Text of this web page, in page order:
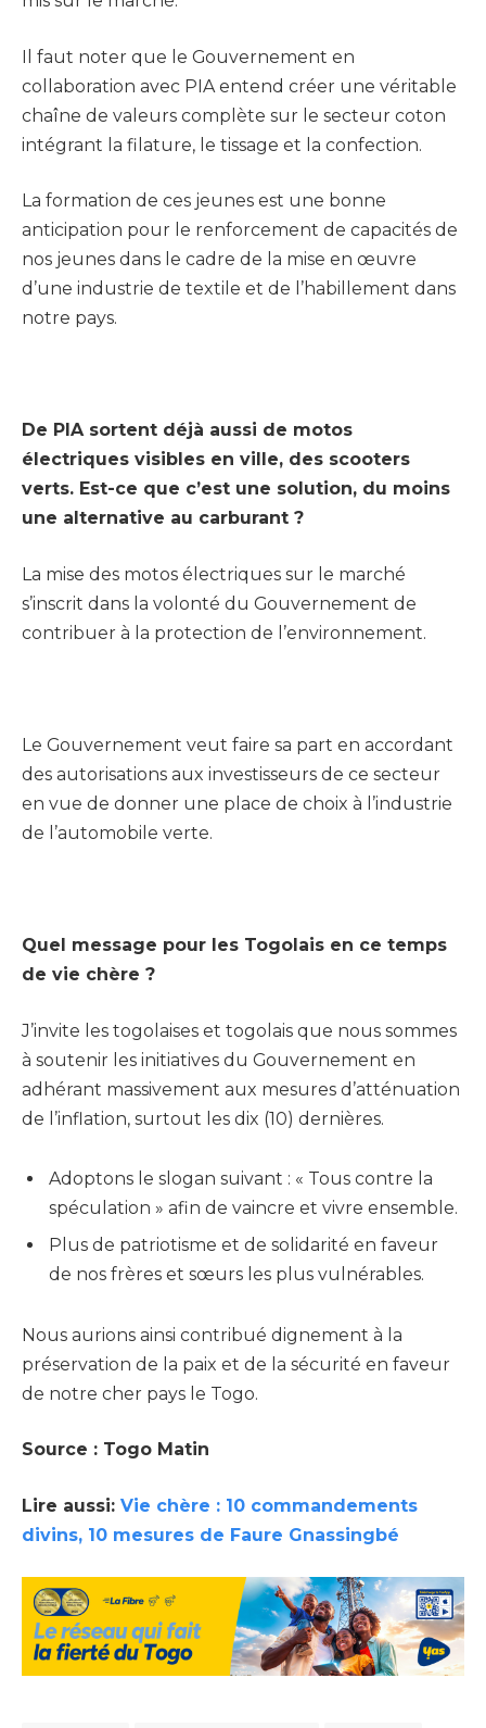
Il faut noter que le Gouvernement en
collaboration avec PIA entend créer une véritable
chaîne de valeurs complète sur le secteur coton
intégrant la filature, le tissage et la confection.
La formation de ces jeunes est une bonne
anticipation pour le renforcement de capacités de
nos jeunes dans le cadre de la mise en œuvre
d’une industrie de textile et de l’habillement dans
notre pays.
De PIA sortent déjà aussi de motos
électriques visibles en ville, des scooters
verts. Est-ce que c’est une solution, du moins
une alternative au carburant ?
La mise des motos électriques sur le marché
s’inscrit dans la volonté du Gouvernement de
contribuer à la protection de l’environnement.
Le Gouvernement veut faire sa part en accordant
des autorisations aux investisseurs de ce secteur
en vue de donner une place de choix à l’industrie
de l’automobile verte.
Quel message pour les Togolais en ce temps
de vie chère ?
J’invite les togolaises et togolais que nous sommes
à soutenir les initiatives du Gouvernement en
adhérant massivement aux mesures d’atténuation
de l’inflation, surtout les dix (10) dernières.
Adoptons le slogan suivant : « Tous contre la
spéculation » afin de vaincre et vivre ensemble.
Plus de patriotisme et de solidarité en faveur
de nos frères et sœurs les plus vulnérables.
Nous aurions ainsi contribué dignement à la
préservation de la paix et de la sécurité en faveur
de notre cher pays le Togo.
Source : Togo Matin
Lire aussi: Vie chère : 10 commandements
divins, 10 mesures de Faure Gnassingbé